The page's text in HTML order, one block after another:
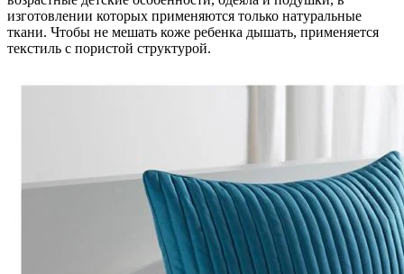
изготовлении которых применяются только натуральные
ткани. Чтобы не мешать коже ребенка дышать, применяется
текстиль с пористой структурой.